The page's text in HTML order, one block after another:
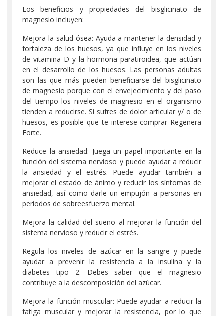
Los beneficios y propiedades del bisglicinato de
magnesio incluyen:
Mejora la salud ósea: Ayuda a mantener la densidad y
fortaleza de los huesos, ya que influye en los niveles
de vitamina D y la hormona paratiroidea, que actúan
en el desarrollo de los huesos. Las personas adultas
son las que más pueden beneficiarse del bisglicinato
de magnesio porque con el envejecimiento y del paso
del tiempo los niveles de magnesio en el organismo
tienden a reducirse. Si sufres de dolor articular y/ o de
huesos, es posible que te interese comprar Regenera
Forte.
Reduce la ansiedad: Juega un papel importante en la
función del sistema nervioso y puede ayudar a reducir
la ansiedad y el estrés. Puede ayudar también a
mejorar el estado de ánimo y reducir los síntomas de
ansiedad, así como darle un empujón a personas en
periodos de sobreesfuerzo mental.
Mejora la calidad del sueño al mejorar la función del
sistema nervioso y reducir el estrés.
Regula los niveles de azúcar en la sangre y puede
ayudar a prevenir la resistencia a la insulina y la
diabetes tipo 2. Debes saber que el magnesio
contribuye a la descomposición del azúcar.
Mejora la función muscular: Puede ayudar a reducir la
fatiga muscular y mejorar la resistencia, por lo que